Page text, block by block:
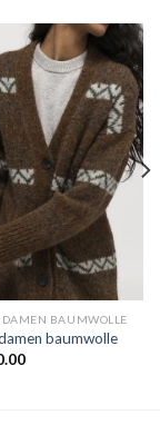
DAMEN BAUMWOLLE
baumwolle